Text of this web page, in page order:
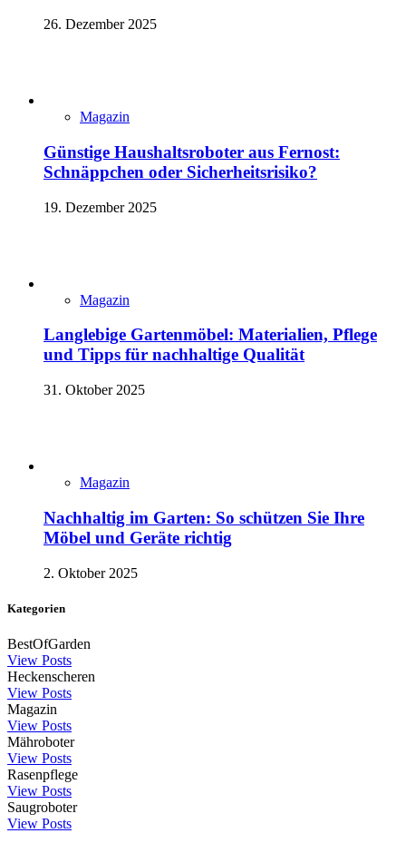
26. Dezember 2025
Magazin
Günstige Haushaltsroboter aus Fernost:
Schnäppchen oder Sicherheitsrisiko?
19. Dezember 2025
Magazin
Langlebige Gartenmöbel: Materialien, Pflege
und Tipps für nachhaltige Qualität
31. Oktober 2025
Magazin
Nachhaltig im Garten: So schützen Sie Ihre
Möbel und Geräte richtig
2. Oktober 2025
Kategorien
BestOfGarden
View Posts
Heckenscheren
View Posts
Magazin
View Posts
Mähroboter
View Posts
Rasenpflege
View Posts
Saugroboter
View Posts